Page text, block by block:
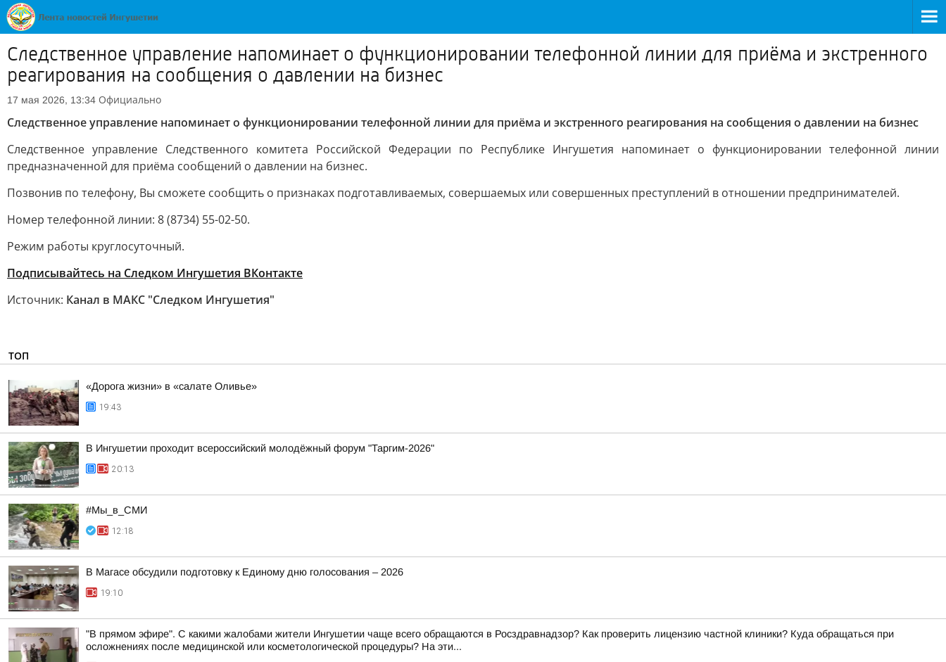
Следственное управление напоминает о функционировании телефонной линии для приёма и экстренного
реагирования на сообщения о давлении на бизнес
17 мая 2026, 13:34 Официально
Следственное управление напоминает о функционировании телефонной линии для приёма и экстренного реагирования на сообщения о давлении на бизнес
Следственное управление Следственного комитета Российской Федерации по Республике Ингушетия напоминает о функционировании телефонной линии
предназначенной для приёма сообщений о давлении на бизнес.
Позвонив по телефону, Вы сможете сообщить о признаках подготавливаемых, совершаемых или совершенных преступлений в отношении предпринимателей.
Номер телефонной линии: 8 (8734) 55-02-50.
Режим работы круглосуточный.
Подписывайтесь на Следком Ингушетия ВКонтакте
Источник: Канал в МАКС "Следком Ингушетия"
ТОП
«Дорога жизни» в «салате Оливье»
19:43
В Ингушетии проходит всероссийский молодёжный форум "Таргим-2026"
20:13
#Мы_в_СМИ
12:18
В Магасе обсудили подготовку к Единому дню голосования – 2026
19:10
"В прямом эфире". С какими жалобами жители Ингушетии чаще всего обращаются в Росздравнадзор? Как проверить лицензию частной клиники? Куда обращаться при
осложнениях после медицинской или косметологической процедуры? На эти...